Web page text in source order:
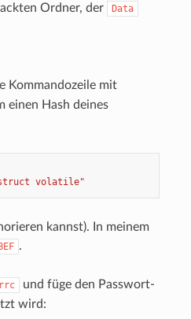
Ordner, der Data
Kommandozeile mit
einen Hash deines
volatile"
kannst). In meinem
.
und füge den Passwort-
wird: